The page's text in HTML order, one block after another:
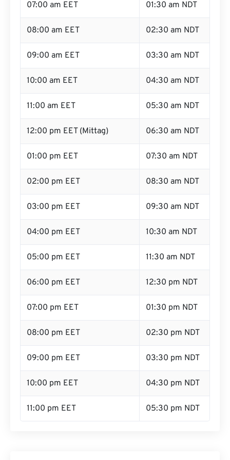
07:00 am EET 01:30 am NDT
08:00 am EET 02:30 am NDT
09:00 am EET 03:30 am NDT
10:00 am EET 04:30 am NDT
11:00 am EET 05:30 am NDT
12:00 pm EET (Mittag) 06:30 am NDT
01:00 pm EET 07:30 am NDT
02:00 pm EET 08:30 am NDT
03:00 pm EET 09:30 am NDT
04:00 pm EET 10:30 am NDT
05:00 pm EET 11:30 am NDT
06:00 pm EET 12:30 pm NDT
07:00 pm EET 01:30 pm NDT
08:00 pm EET 02:30 pm NDT
09:00 pm EET 03:30 pm NDT
10:00 pm EET 04:30 pm NDT
11:00 pm EET 05:30 pm NDT